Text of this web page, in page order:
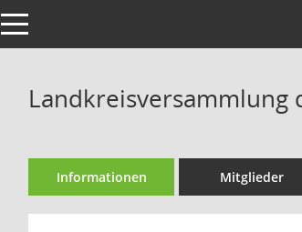
Toggle navigation
Landkreisversammlung
Informationen Mitglieder